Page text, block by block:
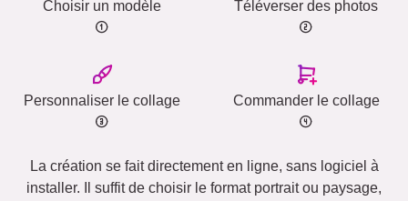
Choisir un modèle Téléverser des photos
Personnaliser le collage Commander le collage
La création se fait directement en ligne, sans logiciel à
installer. Il suffit de choisir le format portrait ou paysage,